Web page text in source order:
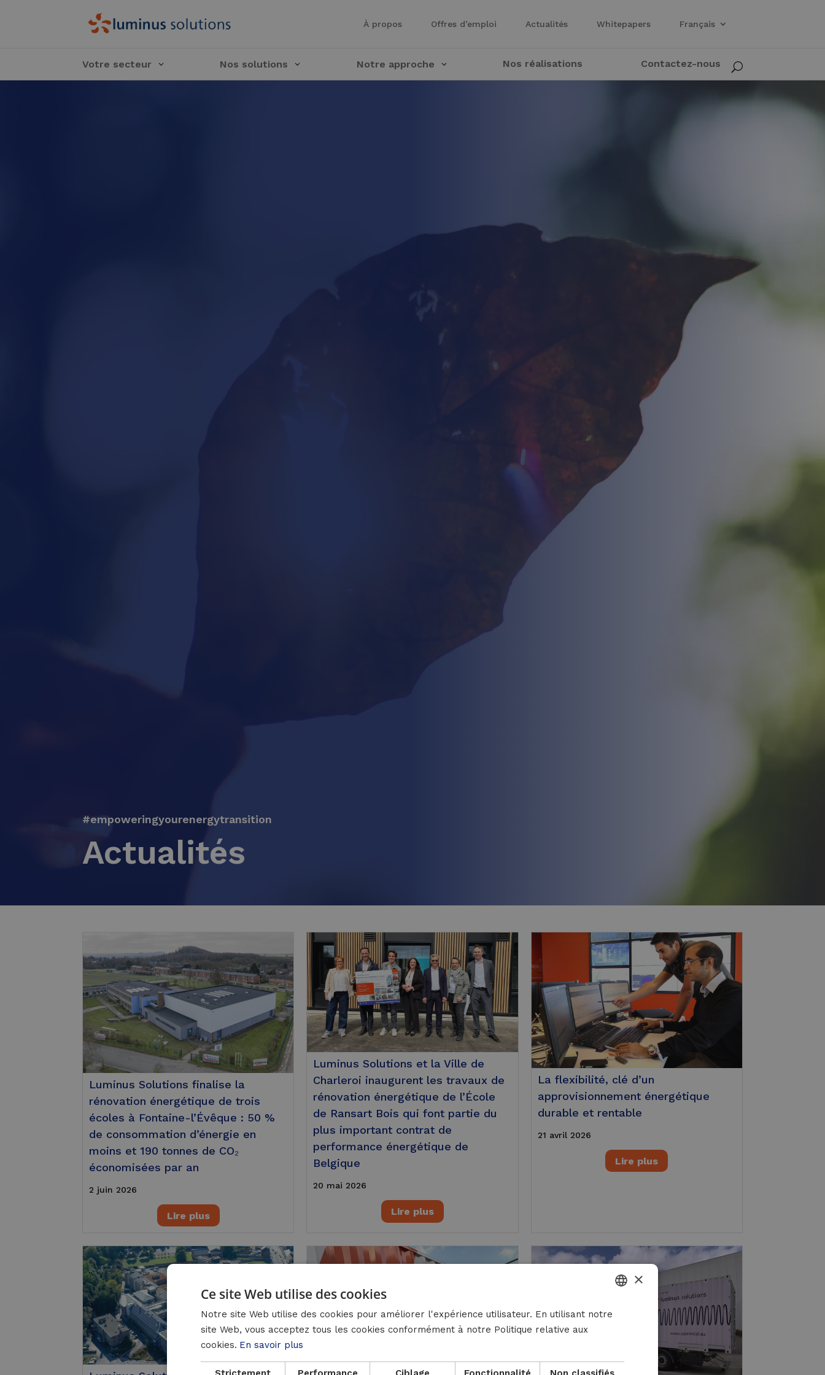
À propos Offres d’emploi Actualités Whitepapers Français
Votre secteur Nos solutions Notre approche Nos réalisations Contactez-nous U
#empoweringyourenergytransition
Actualités
Luminus Solutions finalise la
rénovation énergétique de trois
écoles à Fontaine-l’Évêque : 50 %
de consommation d’énergie en
moins et 190 tonnes de CO₂
économisées par an
2 juin 2026
Lire plus
Luminus Solutions et la Ville de
Charleroi inaugurent les travaux de
rénovation énergétique de l’École
de Ransart Bois qui font partie du
plus important contrat de
performance énergétique de
Belgique
20 mai 2026
Lire plus
La flexibilité, clé d’un
approvisionnement énergétique
durable et rentable
21 avril 2026
Lire plus
DUTCH
×
Ce site Web utilise des cookies
Notre site Web utilise des cookies pour améliorer l'expérience utilisateur. En utilisant notre
site Web, vous acceptez tous les cookies conformément à notre Politique relative aux
cookies. En savoir plus